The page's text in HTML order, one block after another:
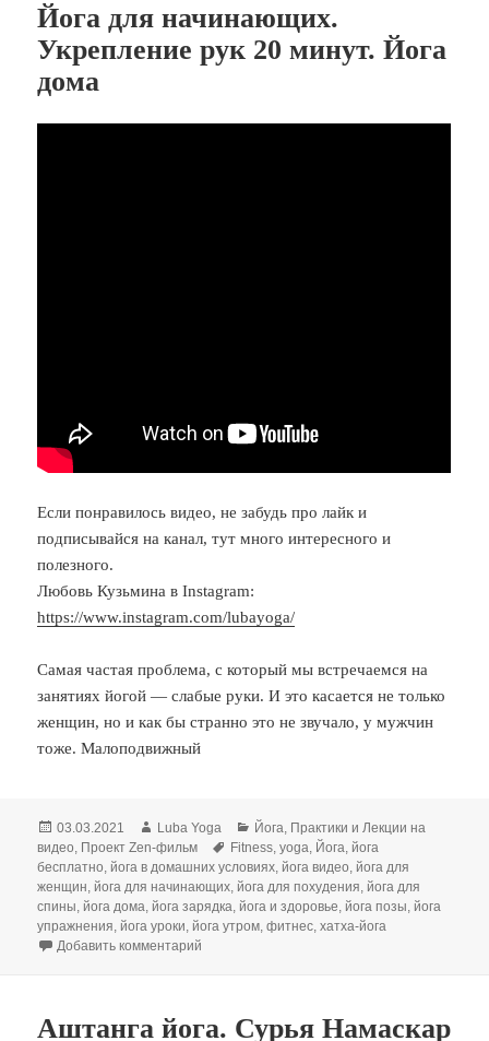
Йога для начинающих.
Укрепление рук 20 минут. Йога
дома
Если понравилось видео, не забудь про лайк и
подписывайся на канал, тут много интересного и
полезного.
Любовь Кузьмина в Instagram:
https://www.instagram.com/lubayoga/
Самая частая проблема, с который мы встречаемся на
занятиях йогой — слабые руки. И это касается не только
женщин, но и как бы странно это не звучало, у мужчин
тоже. Малоподвижный
Опубликовано
03.03.2021 Автор
Luba Yoga Рубрики
Йога Практики и Лекции на
видео Проект Zen-фильм Метки
Fitness ,yoga Йога ,йога
бесплатно ,йога в домашних условиях ,йога видео ,йога для
женщин ,йога для начинающих ,йога для похудения ,йога для
спины ,йога дома ,йога зарядка ,йога и здоровье ,йога позы ,йога
упражнения ,йога уроки ,йога утром ,фитнес ,хатха-йога
Добавить комментарий
Аштанга йога. Сурья Намаскар